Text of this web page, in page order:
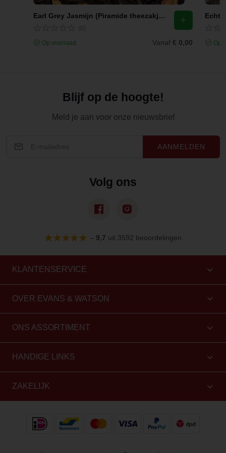
Earl Grey Jasmijn (Piramide theezakjes)
Op voorraad Vanaf € 0,00 Op
Blijf op de hoogte!
Meld je aan voor onze nieuwsbrief
AANMELDEN
Volg ons
– 9,7 uit 3592 beoordelingen
KLANTENSERVICE
OVER EVANS & WATSON
ONS ASSORTIMENT
HANDIGE LINKS
ZAKELIJK